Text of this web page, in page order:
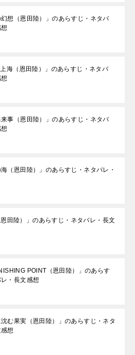
幻想（恩田陸）」のあらすじ・ネタバ
上海（恩田陸）」のあらすじ・ネタバ
来事（恩田陸）」のあらすじ・ネタバ
海（恩田陸）」のあらすじ・ネタバレ・
恩田陸）」のあらすじ・ネタバレ・長文
POINT（恩田陸）」のあらす
・長文感想
沈む果実（恩田陸）」のあらすじ・ネタ
想